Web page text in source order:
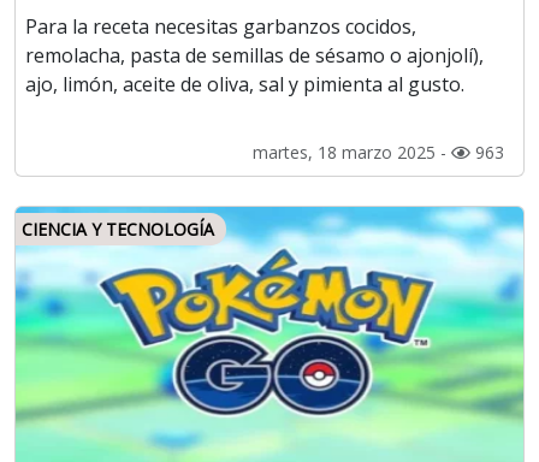
Para la receta necesitas garbanzos cocidos,
remolacha, pasta de semillas de sésamo o ajonjolí),
ajo, limón, aceite de oliva, sal y pimienta al gusto.
martes, 18 marzo 2025 - 963
CIENCIA Y TECNOLOGÍA